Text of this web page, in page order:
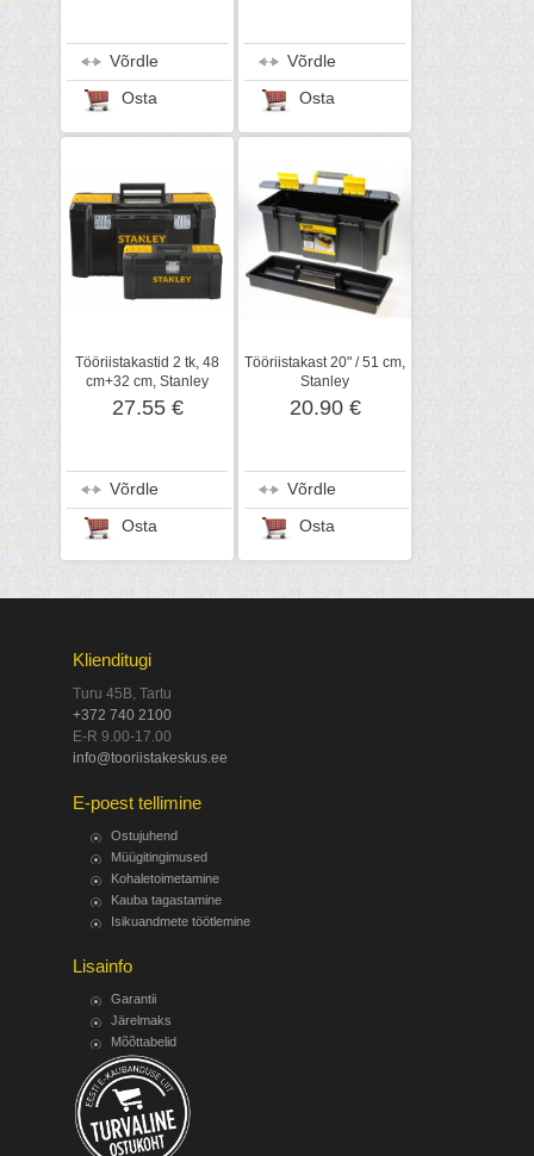
Võrdle
Osta
Võrdle
Osta
Tööriistakastid 2 tk, 48
cm+32 cm, Stanley
27.55 €
Võrdle
Osta
Tööriistakast 20" / 51 cm,
Stanley
20.90 €
Võrdle
Osta
Klienditugi
Turu 45B, Tartu
+372 740 2100
E-R 9.00-17.00
info@tooriistakeskus.ee
E-poest tellimine
Ostujuhend
Müügitingimused
Kohaletoimetamine
Kauba tagastamine
Isikuandmete töötlemine
Lisainfo
Garantii
Järelmaks
Mõõttabelid